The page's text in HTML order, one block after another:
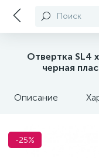
Поиск
Отвертка SL4
черная
Описание
-25%